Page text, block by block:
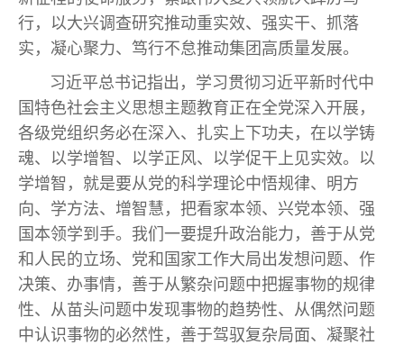
行，以大兴调查研究推动重实效、强实干、抓落
实，凝心聚力、笃行不怠推动集团高质量发展。
习近平总书记指出，学习贯彻习近平新时代中
国特色社会主义思想主题教育正在全党深入开展，
各级党组织务必在深入、扎实上下功夫，在以学铸
魂、以学增智、以学正风、以学促干上见实效。以
学增智，就是要从党的科学理论中悟规律、明方
向、学方法、增智慧，把看家本领、兴党本领、强
国本领学到手。我们一要提升政治能力，善于从党
和人民的立场、党和国家工作大局出发想问题、作
决策、办事情，善于从繁杂问题中把握事物的规律
性、从苗头问题中发现事物的趋势性、从偶然问题
中认识事物的必然性，善于驾驭复杂局面、凝聚社